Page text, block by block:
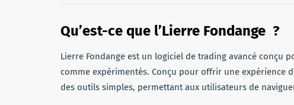
Qu’est-ce que l’Lierre Fondange ?
Lierre Fondange est un logiciel de trading avancé conçu
comme expérimentés. Conçu pour offrir une
des outils simples, permettant aux utilisateurs de